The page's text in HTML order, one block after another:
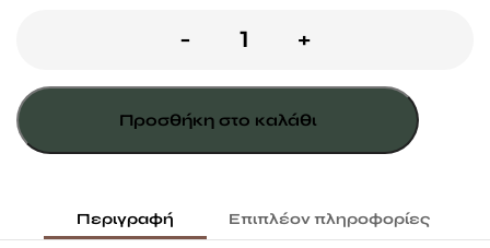
-
ΞΥΛΙΝΗ
ΣΚΑΛΑ
ποσότητα
+
Προσθήκη στο καλάθι
Περιγραφή Επιπλέον πληροφορίες